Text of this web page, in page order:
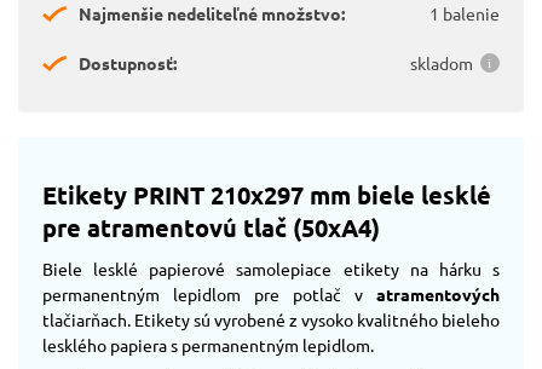
Najmenšie nedeliteľné množstvo: 1 balenie
Dostupnosť: skladom
Etikety PRINT 210x297 mm biele lesklé
pre atramentovú tlač (50xA4)
Biele lesklé papierové samolepiace etikety na hárku s
permanentným lepidlom pre potlač v atramentových
tlačiarňach. Etikety sú vyrobené z vysoko kvalitného bieleho
lesklého papiera s permanentným lepidlom.